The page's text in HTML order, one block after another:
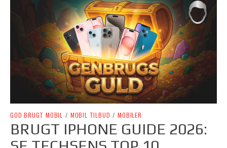
GOD BRUGT MOBIL / MOBIL TILBUD / MOBILER
BRUGT IPHONE GUIDE 2026: